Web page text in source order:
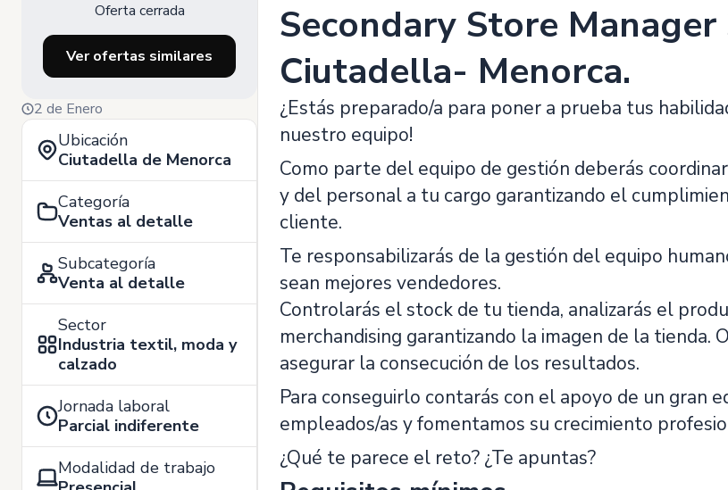
Oferta cerrada
Ver ofertas similares
2 de Enero
Ubicación
Ciutadella de Menorca
Categoría
Ventas al detalle
Subcategoría
Venta al detalle
Sector
Industria textil, moda y
calzado
Jornada laboral
Parcial indiferente
Modalidad de trabajo
Secondary Store
Ciutadella- Menorca.
¿Estás preparado/a para poner a prueba tus
nuestro equipo!
Como parte del equipo de gestión deberás
y del personal a tu cargo garantizando el
cliente.
Te responsabilizarás de la gestión del equipo
sean mejores vendedores.
Controlarás el stock de tu tienda, analizarás el
merchandising garantizando la imagen de la tienda.
asegurar la consecución de los resultados.
Para conseguirlo contarás con el apoyo de un gran
empleados/as y fomentamos su crecimiento
¿Qué te parece el reto? ¿Te apuntas?